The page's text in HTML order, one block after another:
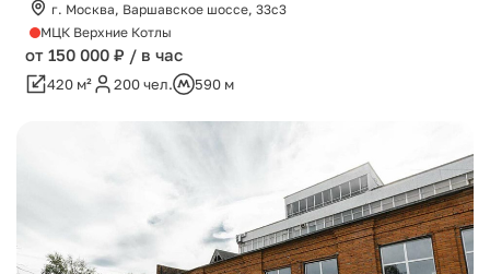
г. Москва, Варшавское шоссе, 33с3
МЦК Верхние Котлы
от 150 000 ₽ / в час
420 м² 200 чел. 590 м